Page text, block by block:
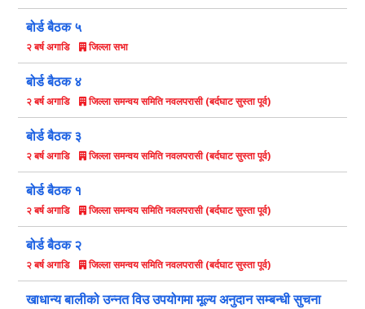
बोर्ड बैठक ५
२ बर्ष अगाडि जिल्ला सभा
बोर्ड बैठक ४
२ बर्ष अगाडि जिल्ला समन्वय समिति नवलपरासी (बर्दघाट सुस्ता पूर्व)
बोर्ड बैठक ३
२ बर्ष अगाडि जिल्ला समन्वय समिति नवलपरासी (बर्दघाट सुस्ता पूर्व)
बोर्ड बैठक १
२ बर्ष अगाडि जिल्ला समन्वय समिति नवलपरासी (बर्दघाट सुस्ता पूर्व)
बोर्ड बैठक २
२ बर्ष अगाडि जिल्ला समन्वय समिति नवलपरासी (बर्दघाट सुस्ता पूर्व)
खाधान्य बालीको उन्नत विउ उपयोगमा मूल्य अनुदान सम्बन्धी सुचना